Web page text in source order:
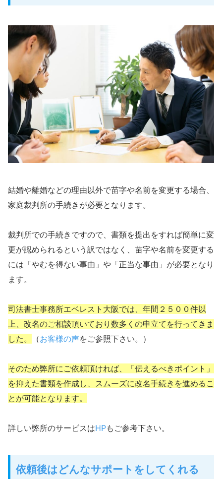
結婚や離婚などの理由以外で苗字や名前を変更する場合、
家庭裁判所の手続きが必要となります。
裁判所での手続きですので、書類を提出をすれば簡単に変
更が認められるという訳ではなく、苗字や名前を変更する
には「やむを得ない事由」や「正当な事由」が必要となり
ます。
司法書士事務所エベレスト大阪では、年間２５００件以
上、改名のご相談頂いており数多くの申立てを行ってきま
した。
（お客様の声をご参照下さい。）
そのため弊所にご依頼頂ければ、「伝えるべきポイント」
を抑えた書類を作成し、スムーズに改名手続きを進めるこ
とが可能となります。
詳しい弊所のサービスはHPもご参考下さい。
依頼後はどんなサポートをしてくれる